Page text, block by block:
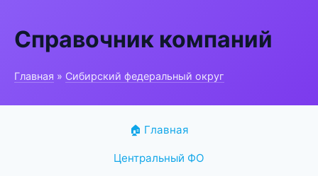
Справочник компаний
Главная » Сибирский федеральный округ
🏠 Главная
Центральный ФО